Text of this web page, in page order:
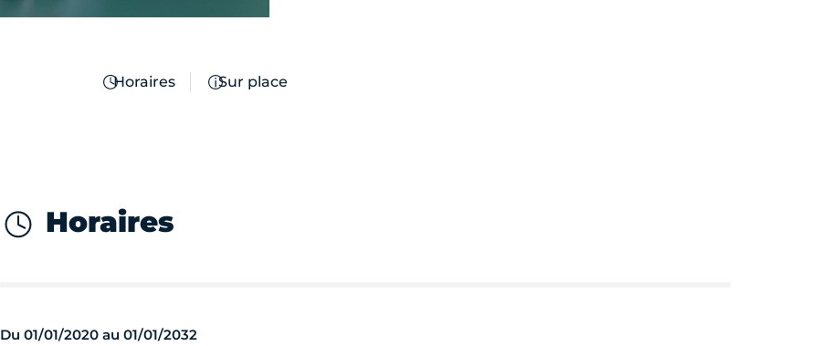
Horaires Sur place
Horaires
Du 01/01/2020 au 01/01/2032